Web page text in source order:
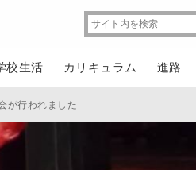
校生活 カリキュラム 進路
が行われました